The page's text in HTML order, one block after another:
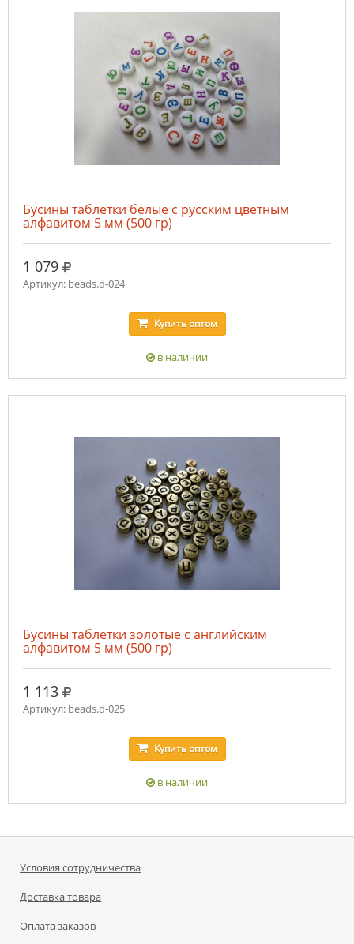
Бусины таблетки белые с русским цветным
алфавитом 5 мм (500 гр)
1 079 руб.
Артикул: beads.d-024
Купитьоптом
в наличии
Бусины таблетки золотые с английским
алфавитом 5 мм (500 гр)
1 113 руб.
Артикул: beads.d-025
Купитьоптом
в наличии
Условия сотрудничества
Доставка товара
Оплата заказов